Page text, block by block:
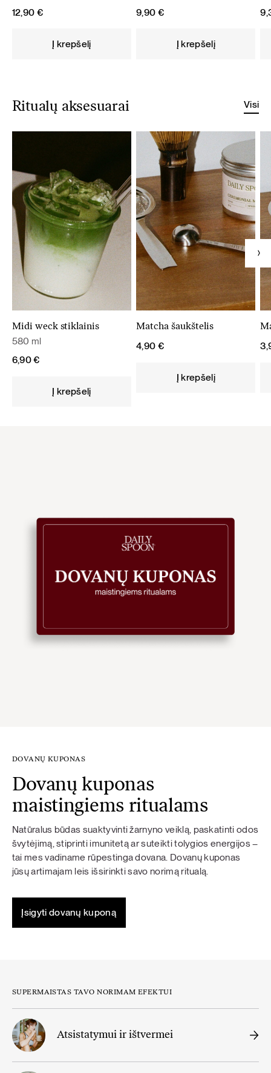
12,90 €
Į krepšelį
9,90 €
Į krepšelį
Ritualų aksesuarai Visi
Midi weck stiklainis
580 ml
6,90€
Į krepšelį
Matcha šaukštelis
4,90 €
Į krepšelį
DOVANŲ KUPONAS
Dovanų kuponas
maistingiems ritualams
Natūralus būdas suaktyvinti žarnyno veiklą, paskatinti odos
švytėjimą, stiprinti imunitetą ar suteikti tolygios energijos –
tai mes vadiname rūpestinga dovana. Dovanų kuponas
jūsų artimajam leis išsirinkti savo norimą ritualą.
Įsigyti dovanų kuponą
SUPERMAISTAS TAVO NORIMAM EFEKTUI
Atsistatymui ir ištvermei